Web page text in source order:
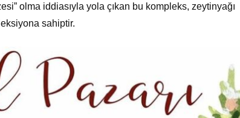
olma iddiasıyla yola çıkan bu kompleks, zeytinyağı
sahiptir.